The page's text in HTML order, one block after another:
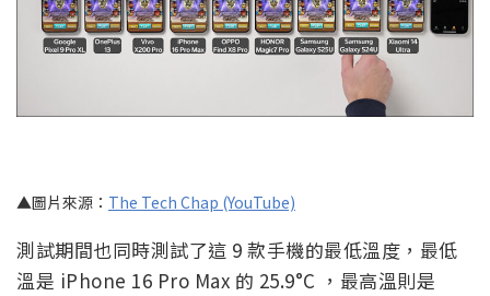
▲圖片來源： The Tech Chap (YouTube)
測試期間也同時測試了這 9 款手機的最低溫度，最低
溫是 iPhone 16 Pro Max 的 25.9°C ，最高溫則是